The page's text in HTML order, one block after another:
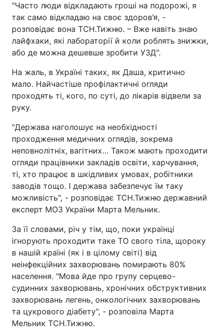
"Часто люди відкладають гроші на подорожі, я
так само відкладаю на своє здоров’я, -
розповідає вона ТСН.Тижню. – Вже навіть знаю
лайфхаки, які лабораторії й коли роблять знижки,
або де можна дешевше зробити УЗД".
На жаль, в Україні таких, як Даша, критично
мало. Найчастіше профілактичні огляди
проходять ті, кого, по суті, до лікарів відвели за
руку.
"Держава наголошує на необхідності
проходження медичних оглядів, зокрема
неповнолітніх, вагітних… Також мають проходити
огляди працівники закладів освіти, харчування,
ті, хто працює в шкідливих умовах, робітники
заводів тощо. І держава забезпечує їм таку
можливість", - розповідає ТСН.Тижню державний
експерт МОЗ України Марта Мельник.
За її словами, річ у тім, що, поки українці
ігнорують проходити таке ТО свого тіла, щороку
в нашій країні (як і в цілому світі) від
неінфекційних захворювань помирають 80%
населення. "Мова йде про групу серцево-
судинних захворювань, хронічних обструктивних
захворювань легень, онкологічних захворювань
та цукрового діабету", - розповіла Марта
Мельник ТСН.Тижню.